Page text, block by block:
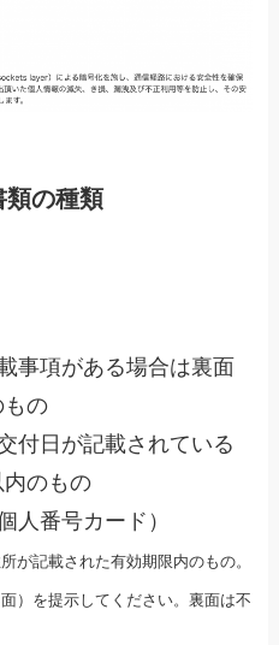
類の種類
事項がある場合は裏面
の
付日が記載されている
のもの
人番号カード）
が記載された有効期限内のもの。
）を提示してください。裏面は不